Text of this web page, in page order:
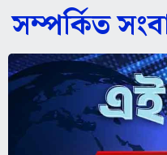
সম্পর্কিত